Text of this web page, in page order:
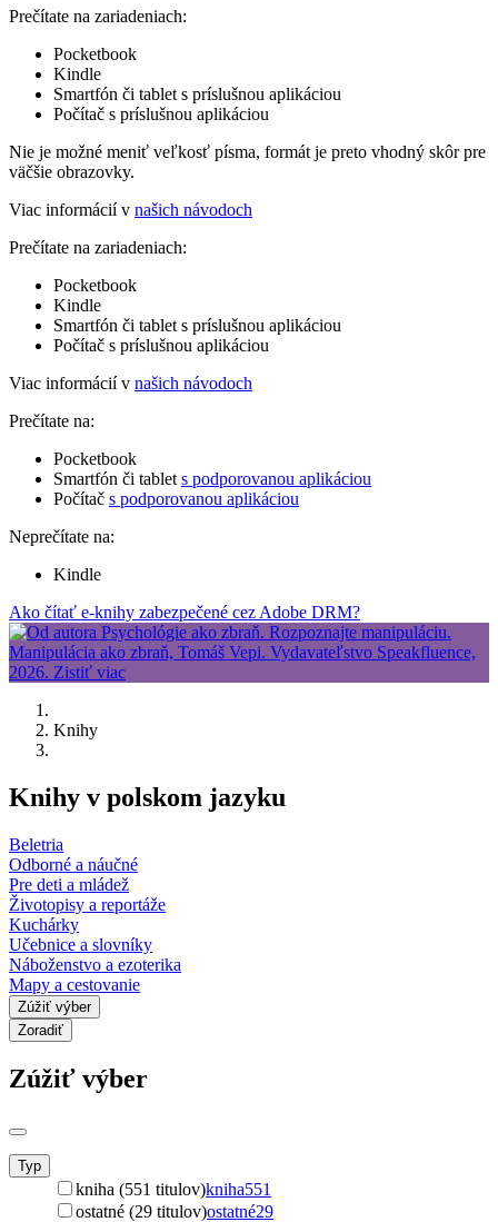
Prečítate na zariadeniach:
Pocketbook
Kindle
Smartfón či tablet s príslušnou aplikáciou
Počítač s príslušnou aplikáciou
Nie je možné meniť veľkosť písma, formát je preto vhodný skôr pre
väčšie obrazovky.
Viac informácií v našich návodoch
Prečítate na zariadeniach:
Pocketbook
Kindle
Smartfón či tablet s príslušnou aplikáciou
Počítač s príslušnou aplikáciou
Viac informácií v našich návodoch
Prečítate na:
Pocketbook
Smartfón či tablet s podporovanou aplikáciou
Počítač s podporovanou aplikáciou
Neprečítate na:
Kindle
Ako čítať e-knihy zabezpečené cez Adobe DRM?
Knihy
Knihy v polskom jazyku
Beletria
Odborné a náučné
Pre deti a mládež
Životopisy a reportáže
Kuchárky
Učebnice a slovníky
Náboženstvo a ezoterika
Mapy a cestovanie
Zúžiť výber
Zoradiť
Zúžiť výber
Typ
kniha (551 titulov)kniha551
ostatné (29 titulov)ostatné29